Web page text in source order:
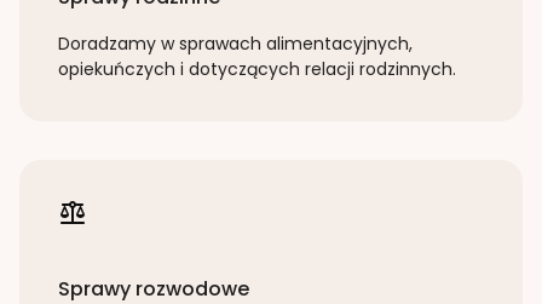
Doradzamy w sprawach alimentacyjnych,
opiekuńczych i dotyczących relacji rodzinnych.
Sprawy rozwodowe